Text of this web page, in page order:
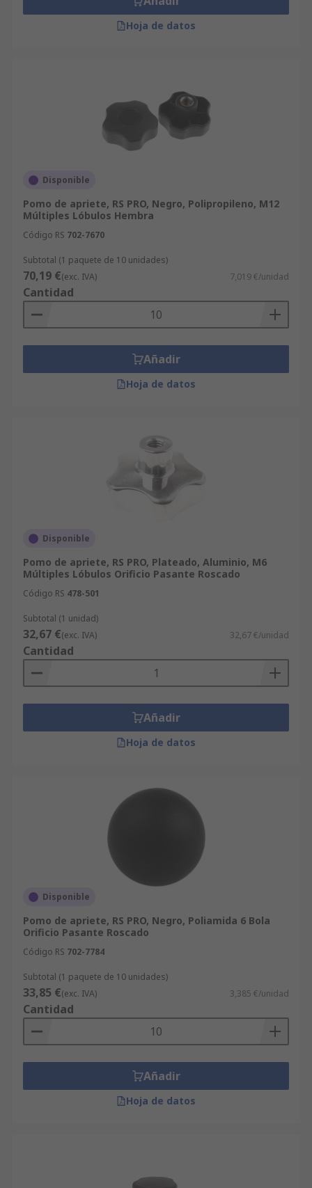
Hoja de datos
Disponible
Pomo de apriete, RS PRO, Negro, Polipropileno, M12
Múltiples Lóbulos Hembra
Código RS 702-7670
Subtotal (1 paquete de 10 unidades)
70,19 €(exc. IVA) 7,019 €/unidad
Cantidad
Añadir
Hoja de datos
Disponible
Pomo de apriete, RS PRO, Plateado, Aluminio, M6
Múltiples Lóbulos Orificio Pasante Roscado
Código RS 478-501
Subtotal (1 unidad)
32,67 €(exc. IVA) 32,67 €/unidad
Cantidad
Añadir
Hoja de datos
Disponible
Pomo de apriete, RS PRO, Negro, Poliamida 6 Bola
Orificio Pasante Roscado
Código RS 702-7784
Subtotal (1 paquete de 10 unidades)
33,85 €(exc. IVA) 3,385 €/unidad
Cantidad
Añadir
Hoja de datos